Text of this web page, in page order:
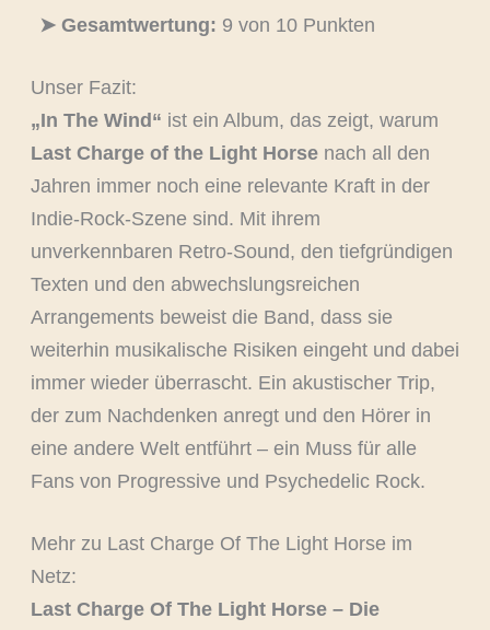
➤ Gesamtwertung: 9 von 10 Punkten
Unser Fazit:
„In The Wind“ ist ein Album, das zeigt, warum
Last Charge of the Light Horsenach all den
Jahren immer noch eine relevante Kraft in der
Indie-Rock-Szene sind. Mit ihrem
unverkennbaren Retro-Sound, den tiefgründigen
Texten und den abwechslungsreichen
Arrangements beweist die Band, dass sie
weiterhin musikalische Risiken eingeht und dabei
immer wieder überrascht. Ein akustischer Trip,
der zum Nachdenken anregt und den Hörer in
eine andere Welt entführt – ein Muss für alle
Fans von Progressive und Psychedelic Rock.
Mehr zu Last Charge Of The Light Horse im
Netz:
Last Charge Of The Light Horse – Die